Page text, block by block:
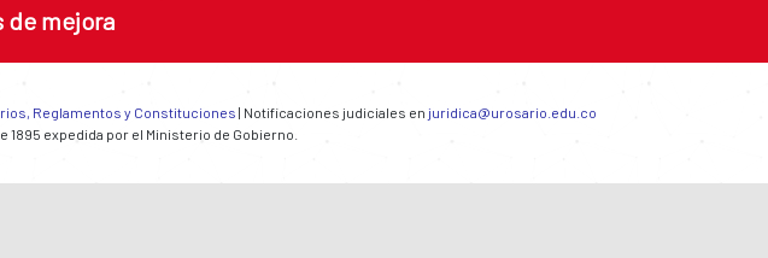
de mejora
Reglamentos y Constituciones | Notificaciones judiciales en juridica@urosario.edu.co
expedida por el Ministerio de Gobierno.